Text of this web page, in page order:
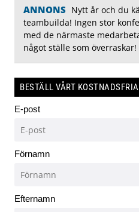
ANNONS Nytt år och du
teambuilda! Ingen stor
med de närmaste
något ställe som överraskar!
BESTÄLL VÅRT
E-post
Förnamn
Efternamn